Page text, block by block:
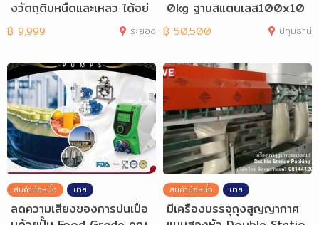
งวัตถุดิบหนืดและเหลว ได้อย่
างมีค
฿ 9,999 ระยอง
0kg ฐานสแตนเลส100x10
0cm TI-02P
฿ 50,500 ปทุมธานี
สินค้ามือหนึ่ง ขาย
ลดความเสี่ยงของการปนเปื้อ
สินค้ามือหนึ่ง ขาย
มีเครื่องบรรจุถุงสูญญากาศ